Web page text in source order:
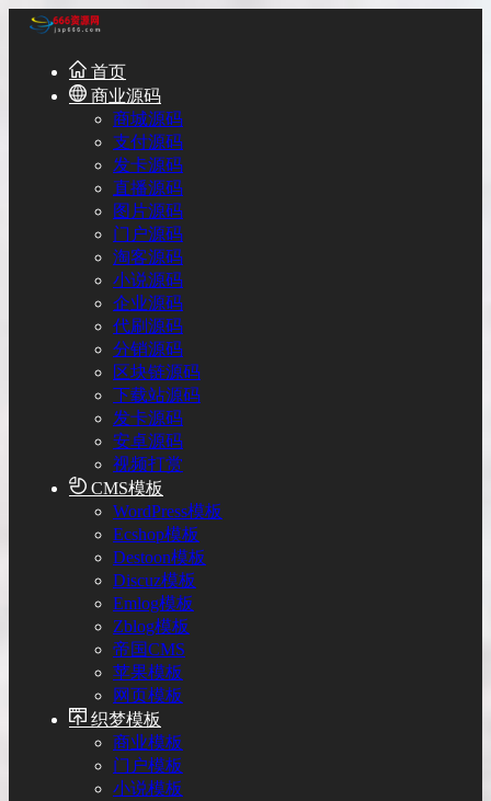
首页
商业源码
商城源码
支付源码
发卡源码
直播源码
图片源码
门户源码
淘客源码
小说源码
企业源码
代刷源码
分销源码
区块链源码
下载站源码
发卡源码
安卓源码
视频打赏
CMS模板
WordPress模板
Ecshop模板
Destoon模板
Discuz模板
Emlog模板
Zblog模板
帝国CMS
苹果模板
网页模板
织梦模板
商业模板
门户模板
小说模板